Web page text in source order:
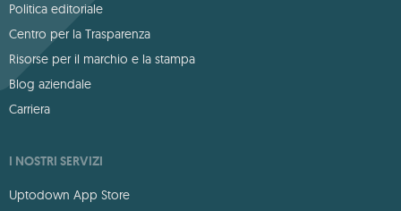
Politica editoriale
Centro per la Trasparenza
Risorse per il marchio e la stampa
Blog aziendale
Carriera
I NOSTRI SERVIZI
Uptodown App Store